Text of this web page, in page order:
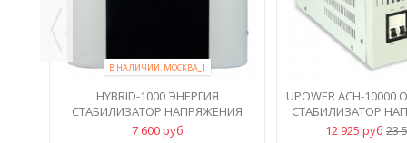
В НАЛИЧИИ, МОСКВА_1
HYBRID-1000 ЭНЕРГИЯ
СТАБИЛИЗАТОР НАПРЯЖЕНИЯ
220В, НАВЕСНОЙ
7 600 руб
UPOWER АСН-
СТАБИЛИЗАТОР
КВА
12 925 руб 23